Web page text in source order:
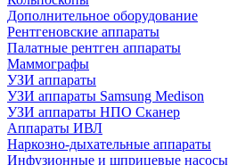
Дополнительное оборудование
Рентгеновские аппараты
Палатные рентген аппараты
Маммографы
УЗИ аппараты
УЗИ аппараты Samsung Medison
УЗИ аппараты НПО Сканер
Аппараты ИВЛ
Наркозно-дыхательные аппараты
Инфузионные и шприцевые насосы